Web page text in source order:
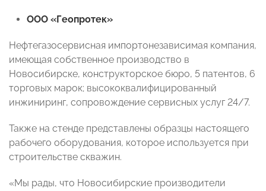
ООО «Геопротек»
Нефтегазосервисная импортонезависимая компания,
имеющая собственное производство в
Новосибирске, конструкторское бюро, 5 патентов, 6
торговых марок; высококвалифицированный
инжиниринг, сопровождение сервисных услуг 24/7.
Также на стенде представлены образцы настоящего
рабочего оборудования, которое используется при
строительстве скважин.
«Мы рады, что Новосибирские производители